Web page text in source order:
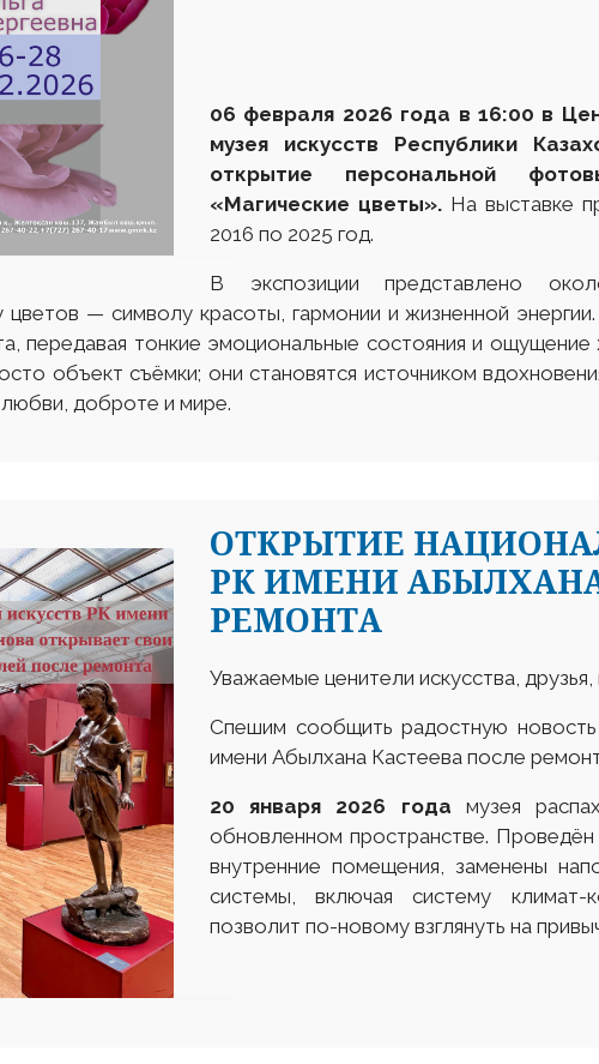
06 февраля 2026 года в 16:00 в
музея искусств Республики
открытие персональной
«Магические цветы». На выставке
2016 по 2025 год.
В экспозиции представлено
цветов — символу красоты, гармонии и жизненной
передавая тонкие эмоциональные состояния и
объект съёмки; они становятся источником
доброте и мире.
ОТКРЫТИЕ
РК ИМЕНИ
РЕМОНТА
Уважаемые ценители искусства,
Спешим сообщить радостную
имени Абылхана Кастеева после
20 января 2026 года музея
обновленном пространстве.
внутренние помещения, заменены
системы, включая систему климат-
позволит по-новому взглянуть на